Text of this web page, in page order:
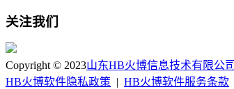
关注我们
Copyright © 2023山东HB火博信息技术有限公司
HB火博软件隐私政策
HB火博软件服务条款